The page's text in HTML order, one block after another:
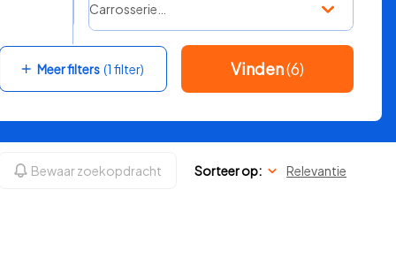
Carrosserie…
Meer filters (1 filter) Vinden(6)
Bewaar zoekopdracht Sorteer op: Relevantie